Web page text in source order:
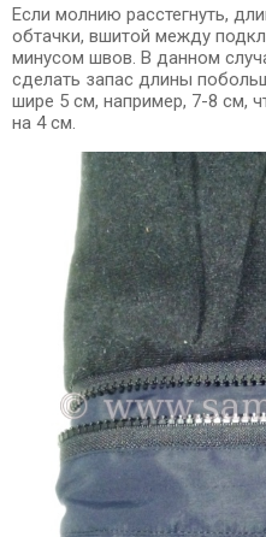
Если молнию расстегнуть,
обтачки, вшитой между
минусом швов. В данном
сделать запас длины
шире 5 см, например, 7-8 см,
на 4 см.